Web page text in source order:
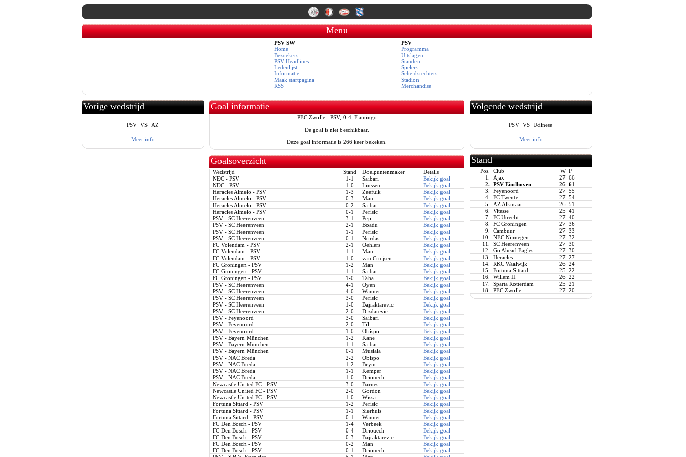
Menu
PSV SW
Home
Bezoekers
PSV Headlines
Ledenlijst
Informatie
Maak startpagina
RSS
PSV
Programma
Uitslagen
Standen
Spelers
Scheidsrechters
Stadion
Merchandise
Vorige wedstrijd
PSV VS AZ
Meer info
Goal informatie
PEC Zwolle - PSV, 0-4, Flamingo
De goal is niet beschikbaar.
Deze goal informatie is 266 keer bekeken.
Goalsoverzicht
Wedstrijd Stand Doelpuntenmaker
Details
NEC - PSV
1-1 Saibari
Bekijk goal
NEC - PSV
1-0 Linssen
Bekijk goal
Heracles Almelo - PSV
1-3 Zeefuik
Bekijk goal
Heracles Almelo - PSV
0-3 Man
Bekijk goal
Heracles Almelo - PSV
0-2 Saibari
Bekijk goal
Heracles Almelo - PSV
0-1 Perisic
Bekijk goal
PSV - SC Heerenveen
3-1 Pepi
Bekijk goal
PSV - SC Heerenveen
2-1 Boadu
Bekijk goal
PSV - SC Heerenveen
1-1 Perisic
Bekijk goal
PSV - SC Heerenveen
0-1 Nordas
Bekijk goal
FC Volendam - PSV
2-1 Oehlers
Bekijk goal
FC Volendam - PSV
1-1 Man
Bekijk goal
FC Volendam - PSV
1-0 van Cruijsen
Bekijk goal
FC Groningen - PSV
1-2 Man
Bekijk goal
FC Groningen - PSV
1-1 Saibari
Bekijk goal
FC Groningen - PSV
1-0 Taha
Bekijk goal
PSV - SC Heerenveen
4-1 Oyen
Bekijk goal
PSV - SC Heerenveen
4-0 Wanner
Bekijk goal
PSV - SC Heerenveen
3-0 Perisic
Bekijk goal
PSV - SC Heerenveen
1-0 Bajraktarevic
Bekijk goal
PSV - SC Heerenveen
2-0 Dizdarevic
Bekijk goal
PSV - Feyenoord
3-0 Saibari
Bekijk goal
PSV - Feyenoord
2-0 Til
Bekijk goal
PSV - Feyenoord
1-0 Obispo
Bekijk goal
PSV - Bayern München
1-2 Kane
Bekijk goal
PSV - Bayern München
1-1 Saibari
Bekijk goal
PSV - Bayern München
0-1 Musiala
Bekijk goal
PSV - NAC Breda
2-2 Obispo
Bekijk goal
PSV - NAC Breda
1-2 Brym
Bekijk goal
PSV - NAC Breda
1-1 Kemper
Bekijk goal
PSV - NAC Breda
1-0 Driouech
Bekijk goal
Newcastle United FC - PSV
3-0 Barnes
Bekijk goal
Newcastle United FC - PSV
2-0 Gordon
Bekijk goal
Newcastle United FC - PSV
1-0 Wissa
Bekijk goal
Fortuna Sittard - PSV
1-2 Perisic
Bekijk goal
Fortuna Sittard - PSV
1-1 Sierhuis
Bekijk goal
Fortuna Sittard - PSV
0-1 Wanner
Bekijk goal
FC Den Bosch - PSV
1-4 Verbeek
Bekijk goal
FC Den Bosch - PSV
0-4 Driouech
Bekijk goal
FC Den Bosch - PSV
0-3 Bajraktarevic
Bekijk goal
FC Den Bosch - PSV
0-2 Man
Bekijk goal
FC Den Bosch - PSV
0-1 Driouech
Bekijk goal
Volgende wedstrijd
PSV VS Udinese
Meer info
Stand
Pos.Club W P
1. Ajax 27 66
2. PSV Eindhoven 26 61
3.Feyenoord 27 55
4.FC Twente 27 54
5. AZ Alkmaar 26 51
6.Vitesse 25 41
7.FC Utrecht 27 40
8.FC Groningen 27 36
9.Cambuur 27 33
10.NEC Nijmegen 27 32
11.SC Heerenveen 27 30
12.Go Ahead Eagles 27 30
13.Heracles 27 27
14.RKC Waalwijk 26 24
15.Fortuna Sittard 25 22
16.Willem II 26 22
17.Sparta Rotterdam 25 21
18.PEC Zwolle 27 20